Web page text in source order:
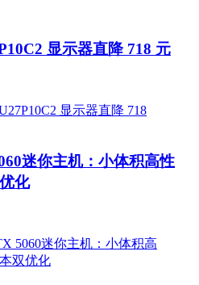
显示器直降 718 元
迷你主机：小体积高性
化